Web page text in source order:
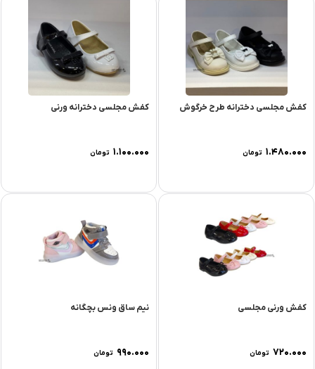
کفش مجلسی دخترانه طرح خرگوش
۱.۴۸۰.۰۰۰ تومان
کفش مجلسی دخترانه ورنی
۱.۱۰۰.۰۰۰ تومان
کفش ورنی مجلسی
۷۲۰.۰۰۰ تومان
نیم ساق ونس بچگانه
۹۹۰.۰۰۰ تومان